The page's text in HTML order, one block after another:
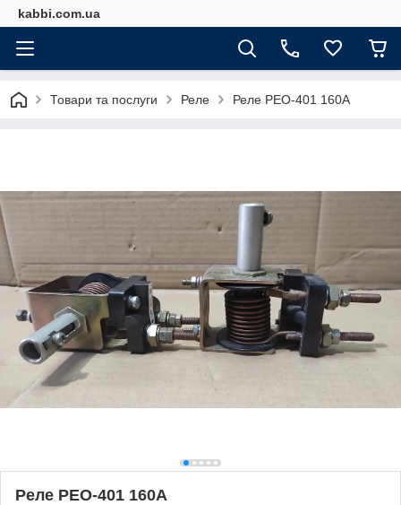
kabbi.com.ua
Товари та послуги Реле Реле РЕО-401 160А
Реле РЕО-401 160А